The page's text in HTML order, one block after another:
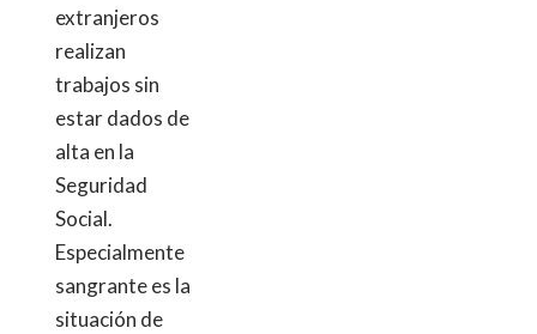
extranjeros
realizan
trabajos sin
estar dados de
alta en la
Seguridad
Social.
Especialmente
sangrante es la
situación de